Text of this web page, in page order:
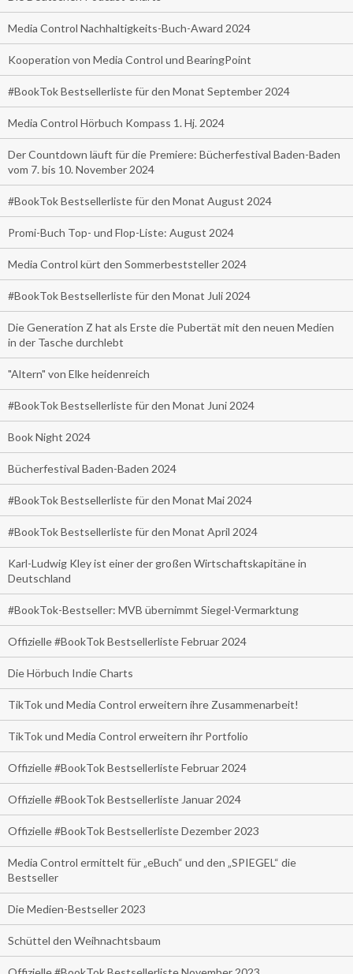
Media Control Nachhaltigkeits-Buch-Award 2024
Kooperation von Media Control und BearingPoint
#BookTok Bestsellerliste für den Monat September 2024
Media Control Hörbuch Kompass 1. Hj. 2024
Der Countdown läuft für die Premiere: Bücherfestival Baden-Baden
vom 7. bis 10. November 2024
#BookTok Bestsellerliste für den Monat August 2024
Promi-Buch Top- und Flop-Liste: August 2024
Media Control kürt den Sommerbeststeller 2024
#BookTok Bestsellerliste für den Monat Juli 2024
Die Generation Z hat als Erste die Pubertät mit den neuen Medien
in der Tasche durchlebt
"Altern" von Elke heidenreich
#BookTok Bestsellerliste für den Monat Juni 2024
Book Night 2024
Bücherfestival Baden-Baden 2024
#BookTok Bestsellerliste für den Monat Mai 2024
#BookTok Bestsellerliste für den Monat April 2024
Karl-Ludwig Kley ist einer der großen Wirtschaftskapitäne in
Deutschland
#BookTok-Bestseller: MVB übernimmt Siegel-Vermarktung
Offizielle #BookTok Bestsellerliste Februar 2024
Die Hörbuch Indie Charts
TikTok und Media Control erweitern ihre Zusammenarbeit!
TikTok und Media Control erweitern ihr Portfolio
Offizielle #BookTok Bestsellerliste Februar 2024
Offizielle #BookTok Bestsellerliste Januar 2024
Offizielle #BookTok Bestsellerliste Dezember 2023
Media Control ermittelt für „eBuch“ und den „SPIEGEL“ die
Bestseller
Die Medien-Bestseller 2023
Schüttel den Weihnachtsbaum